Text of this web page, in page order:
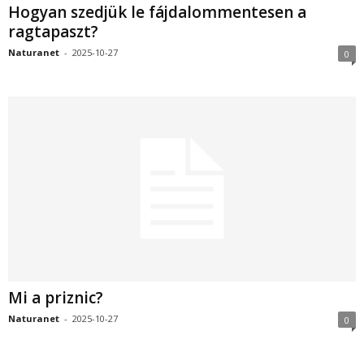
Hogyan szedjük le fájdalommentesen a
ragtapaszt?
Naturanet - 2025-10-27 0
Mi a priznic?
Naturanet - 2025-10-27 0